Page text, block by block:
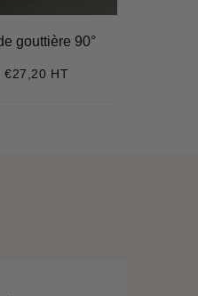
gouttière 90°
€32,64
€27,20 HT